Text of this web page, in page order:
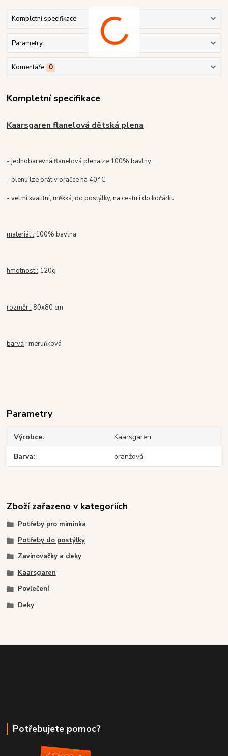
Kompletní specifikace
Parametry
Komentáře 0
Kompletní specifikace
Kaarsgaren flanelová dětská plena
- jednobarevná flanelová plena ze 100% bavlny.
- plenu lze prát v pračce na 40° C
- velmi kvalitní, měkká, do postýlky, na cestu i do kočárku
materiál : 100% bavlna
hmotnost : 120g
rozměr : 80x80 cm
barva : meruňková
Parametry
Výrobce Kaarsgaren
Barva oranžová
Zboží zařazeno v kategoriích
Potřeby pro miminka
Potřeby do postýlky
Zavinovačky a deky
Kaarsgaren
Povlečení
Deky
Potřebujete pomoc?